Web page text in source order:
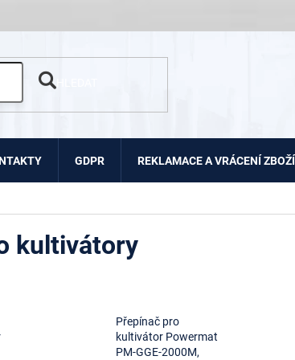
GDPR REKLAMACE A VRÁCENÍ ZBOŽÍ
kultivátory
Přepínač pro
kultivátor Powermat
PM-GGE-2000M,